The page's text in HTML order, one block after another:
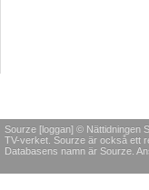
Sourze [loggan] © Nättidningen
TV-verket. Sourze är också ett
Databasens namn är Sourze.